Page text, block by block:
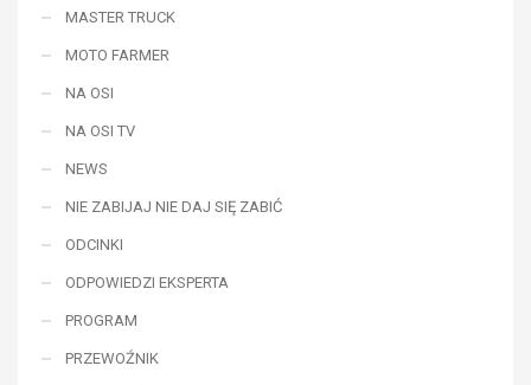
MASTER TRUCK
MOTO FARMER
NA OSI
NA OSI TV
NEWS
NIE ZABIJAJ NIE DAJ SIĘ ZABIĆ
ODCINKI
ODPOWIEDZI EKSPERTA
PROGRAM
PRZEWOŹNIK